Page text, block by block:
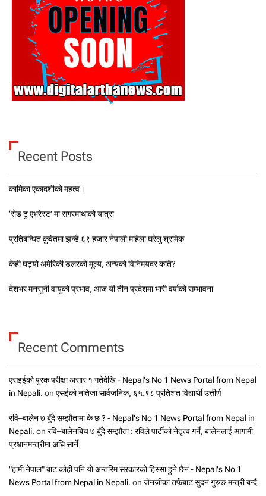
Recent Posts
कामिका एकादशीको महत्व।
‘रोड टु एभरेस्ट’ मा सगरमाथाको यात्रा
प्रतिबन्धित कुवेतमा झन्डै ६९ हजार नेपाली महिला घरेलु श्रमिक
केही घट्यो अमेरिकी डलरको मूल्य, अन्यको विनिमयदर कति?
देशभर मनसुनी वायुको प्रभाव, आज यी तीन प्रदेशमा भारी वर्षाको सम्भावना
Recent Comments
एसइईको पुरक परीक्षा असार १ गतेदेखि - Nepal's No 1 News Portal from Nepal
in Nepali. on एसईको नतिजा सार्वजनिक, ६५.९८ प्रतिशत विद्यार्थी उत्तीर्ण
रवि–बालेन ७ बुँदे सम्झौतामा के छ ? - Nepal's No 1 News Portal from Nepal in
Nepali. on रवि–बालेनबिच ७ बुँदे सम्झौता : रविले पार्टीको नेतृत्व गर्ने, बालेनलाई आगामी
प्रधानमन्त्रीमा अघि सार्ने
"हामी नेपाल" बाट कोही पनि यो अन्तरिम सरकारको हिस्सा हुने छैन - Nepal's No 1
News Portal from Nepal in Nepali. on जेनजीका तर्फबाट सुदन गुरुङ मन्त्री बन्दै